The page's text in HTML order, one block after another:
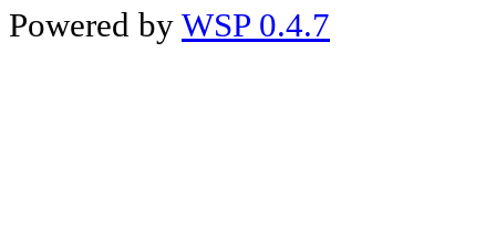
Powered by WSP 0.4.7